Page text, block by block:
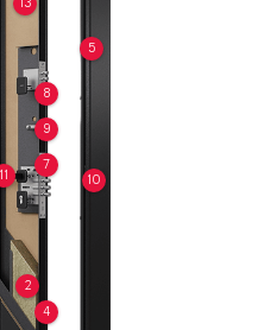
2
4
5
7
8
9
10
11